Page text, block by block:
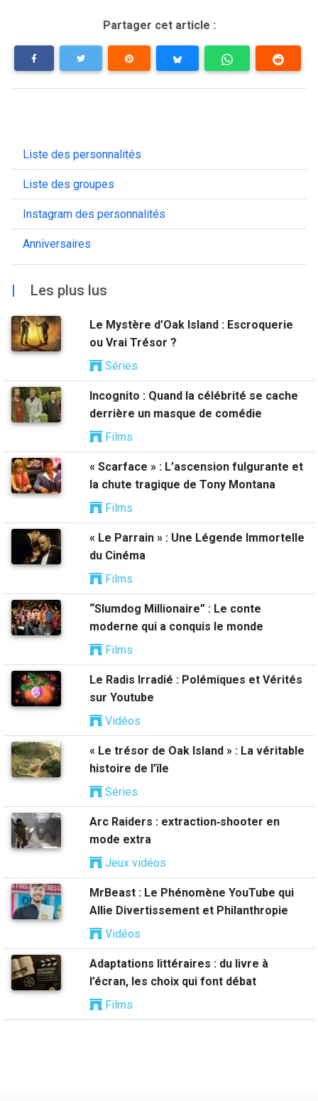
Partager cet article :
Liste des personnalités
Liste des groupes
Instagram des personnalités
Anniversaires
Les plus lus
Le Mystère d’Oak Island : Escroquerie
ou Vrai Trésor ?
Séries
Incognito : Quand la célébrité se cache
derrière un masque de comédie
Films
« Scarface » : L’ascension fulgurante et
la chute tragique de Tony Montana
Films
« Le Parrain » : Une Légende Immortelle
du Cinéma
Films
“Slumdog Millionaire” : Le conte
moderne qui a conquis le monde
Films
Le Radis Irradié : Polémiques et Vérités
sur Youtube
Vidéos
« Le trésor de Oak Island » : La véritable
histoire de l’île
Séries
Arc Raiders : extraction‑shooter en
mode extra
Jeux vidéos
MrBeast : Le Phénomène YouTube qui
Allie Divertissement et Philanthropie
Vidéos
Adaptations littéraires : du livre à
l’écran, les choix qui font débat
Films